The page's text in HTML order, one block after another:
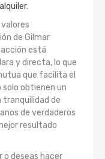
.
de Gilmar
está
y directa, lo que
que facilita el
solo obtienen un
tranquilidad de
de verdaderos
resultado
o deseas hacer